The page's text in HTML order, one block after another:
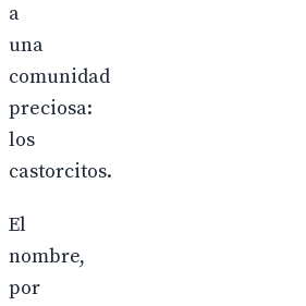
a
una
comunidad
preciosa:
los
castorcitos.
El
nombre,
por